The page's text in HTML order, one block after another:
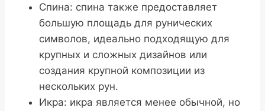
Спина: спина также предоставляет
большую площадь для рунических
символов, идеально подходящую для
крупных и сложных дизайнов или
создания крупной композиции из
нескольких рун.
Икра: икра является менее обычной, но